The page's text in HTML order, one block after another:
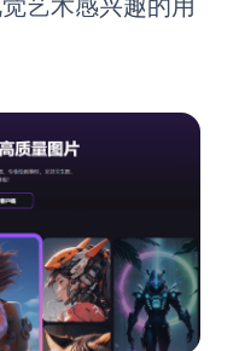
整理
艺术感兴趣的用